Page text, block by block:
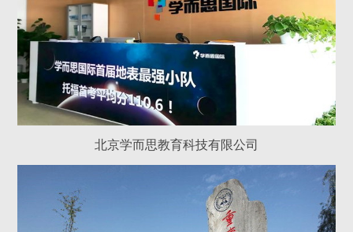
北京学而思教育科技有限公司